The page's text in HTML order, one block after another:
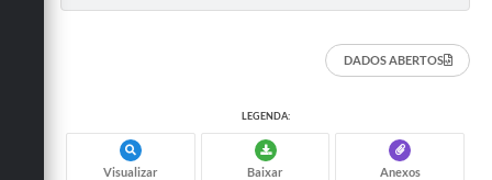
DADOS ABERTOS
LEGENDA:
Visualizar Baixar Anexos